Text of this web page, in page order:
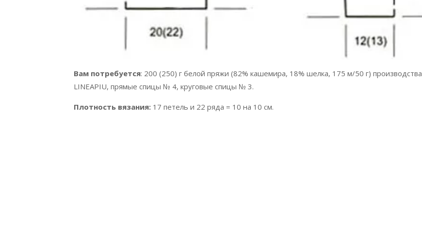
Вам потребуется: 200 (250) г белой пряжи (82% кашемира, 18% шелка, 175 м/50 г) производства
LINEAPIU, прямые спицы № 4, круговые спицы № 3.
Плотность вязания: 17 петель и 22 ряда = 10 на 10 см.